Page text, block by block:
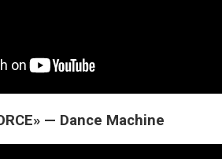
— Dance Machine